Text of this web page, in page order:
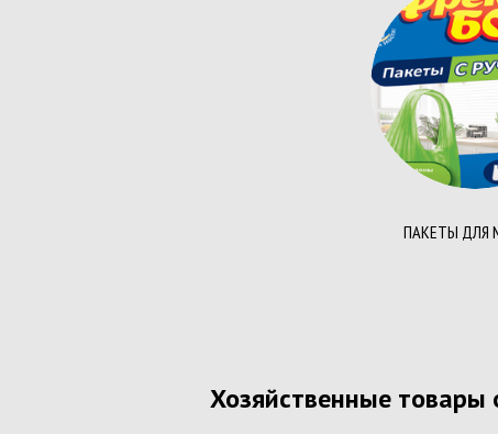
Презентационное оборудование
ПАКЕТЫ ДЛЯ
Хозяйственные